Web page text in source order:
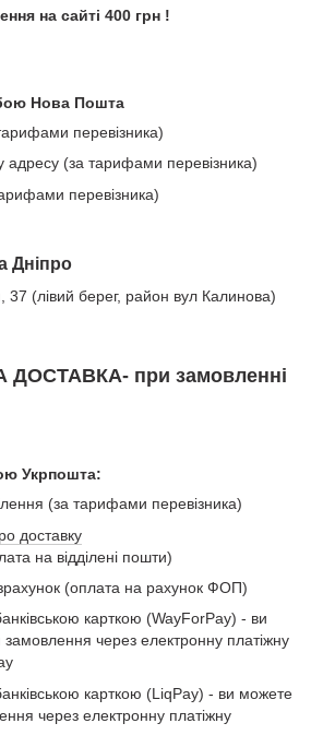
на сайті 400 грн !
Нова Пошта
перевізника)
(за тарифами перевізника)
перевізника)
Дніпро
37 (лівий берег, район вул Калинова)
при замовленні
Укрпошта:
(за тарифами перевізника)
доставку
на відділені пошти)
(оплата на рахунок ФОП)
карткою (WayForPay) - ви
через електронну платіжну
карткою (LiqPay) - ви можете
через електронну платіжну